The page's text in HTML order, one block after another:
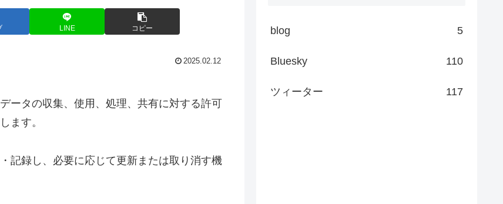
LINE コピー
2025.02.12
ータの収集、使用、処理、共有に対する許可
ます。
記録し、必要に応じて更新または取り消す機
blog 5
Bluesky 110
ツィーター 117